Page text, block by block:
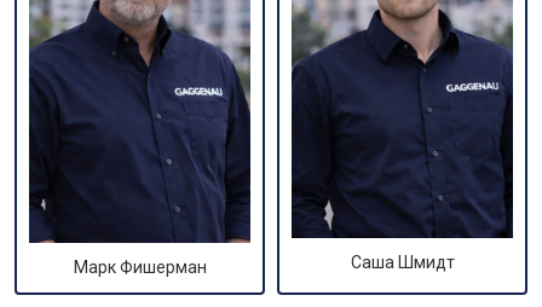
Марк Фишерман Саша Шмидт